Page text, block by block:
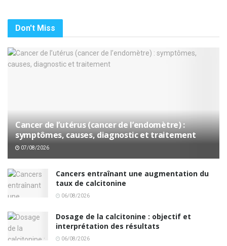
Don't Miss
Cancer de l’utérus (cancer de l’endomètre) :
symptômes, causes, diagnostic et traitement
07/08/2026
Cancers entraînant une augmentation du
taux de calcitonine
06/08/2026
Dosage de la calcitonine : objectif et
interprétation des résultats
06/08/2026